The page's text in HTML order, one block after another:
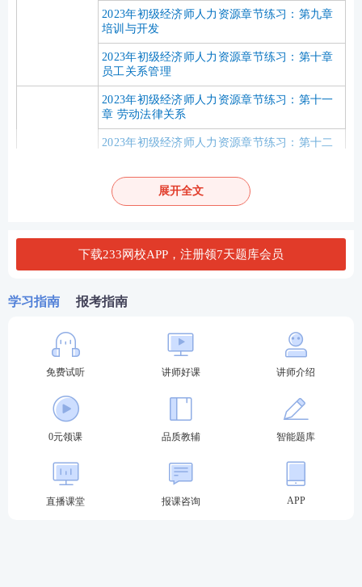
2023年初级经济师人力资源章节练习：第九章
培训与开发
2023年初级经济师人力资源章节练习：第十章
员工关系管理
2023年初级经济师人力资源章节练习：第十一
章 劳动法律关系
2023年初级经济师人力资源章节练习：第十二
2023年初级经济师人力资源章节练习：第十三
章 招用人员场
以上就是2023年初级经济师人力资源章节试题汇总，
更多试题可以进入
233网初级经济师考试题库
展开全文
下载233网校APP，注册领7天题库会员
学习指南 报考指南
免费试听 讲师好课 讲师介绍
0元领课 品质教辅 智能题库
直播课堂 报课咨询 APP